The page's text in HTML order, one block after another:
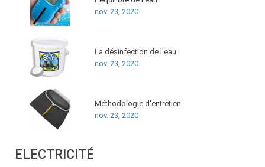
nov. 23, 2020
La désinfection de l'eau
nov. 23, 2020
Méthodologie d'entretien
nov. 23, 2020
ELECTRICITÉ